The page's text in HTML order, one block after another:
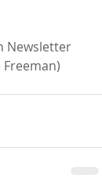
Newsletter